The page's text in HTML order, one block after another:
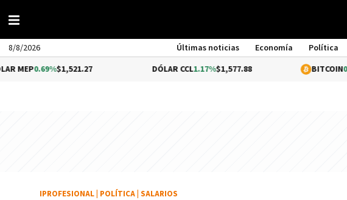
8/8/2026 Últimas noticias Economía Política
$1,521.27 1.17%$1,577.88 0.05%
IPROFESIONAL POLÍTICA SALARIOS